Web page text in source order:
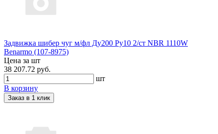
Задвижка шибер чуг м/фл Ду200 Ру10 2/ст NBR 1110W
Benarmo (107-8975)
Цена за шт
38 207.72 руб.
шт
В корзину
Заказ в 1 клик